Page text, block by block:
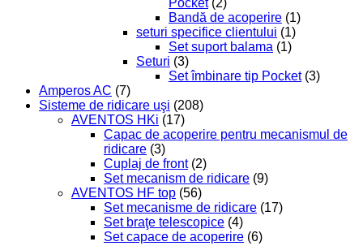
Pocket (2)
Bandă de acoperire (1)
seturi specifice clientului (1)
Set suport balama (1)
Seturi (3)
Set îmbinare tip Pocket (3)
Amperos AC (7)
Sisteme de ridicare uşi (208)
AVENTOS HKi (17)
Capac de acoperire pentru mecanismul de
ridicare (3)
Cuplaj de front (2)
Set mecanism de ridicare (9)
AVENTOS HF top (56)
Set mecanisme de ridicare (17)
Set braţe telescopice (4)
Set capace de acoperire (6)